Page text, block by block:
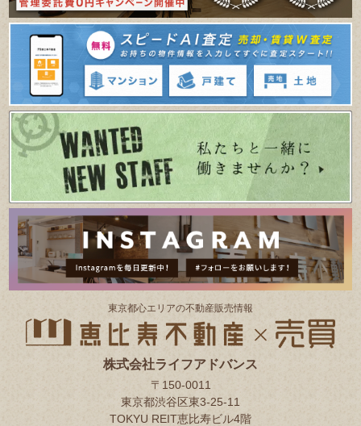
東京都⼼エリアの不動産販売情報
株式会社ライフアドバンス
〒150-0011
東京都渋谷区東3-25-11
TOKYU REIT恵比寿ビル4階